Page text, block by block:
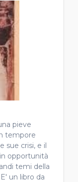
pieve
tempore
sue crisi, e il
opportunità
temi della
un libro da